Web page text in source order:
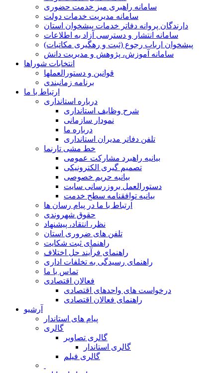
سامانه راهبری میز خدمت حضوری
سامانه مدیریت خدمات دولت
دارندگان پروانه دفاتر خدمات پیشخوان استان
سامانه انتشار و دسترسی آزاد به اطلاعات
پیشخوان ارباب رجوع (ثبت و رهگیری مکاتبات)
سامانه آموزش، پژوهش و مدیریت دانش
انتخابات شوراها
قوانین و دستورالعملها
برنامه زمانبندی
ارتباط با ما
درباره استانداری
شرح وظایف استانداری
نمودار سازمانی
درباره ما
تلفن دفاتر مدیران استانداری
خط مشی تارنما
بیانیه راهبرد مشارکت عمومی
تصمیم گیری الکترونیکی
بیانیه حریم خصوصی
دستورالعمل بروزرسانی سایت
بیانیه توافقنامه سطح خدمت
ارتباط با ما در پیام رسان ها
حقوق شهروندی
نظر، انتقاد، پیشنهاد
تلفن های ضروری استان
راهنمای ثبت شکایت
راهنمای فرآیند حل اختلاف
راهنمای رسیدگی به تخلفات اداری
تماس با ما
فعالان اقتصادی
درخواست های واحدهای اقتصادی
راهنمای فعالان اقتصادی
آرشیو
پیام های استاندار
گالری
گالری تصاویر
گالری استاندار
گالری فیلم